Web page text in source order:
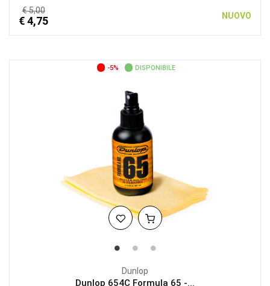
€ 5,00
€ 4,75 NUOVO
-5% DISPONIBILE
Dunlop
Dunlop 654C Formula 65 -...